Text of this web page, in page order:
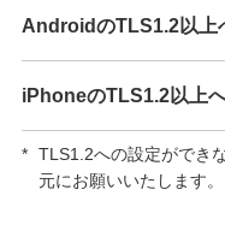
AndroidのTLS1.2以上
iPhoneのTLS1.2以上
* TLS1.2への設定ができ
元にお願いいたします。